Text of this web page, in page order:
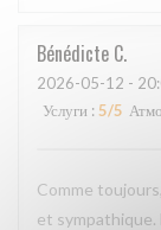
Bénédicte C
2026-05-12 -
Услуги : 5/5
Comme
et sympathique.